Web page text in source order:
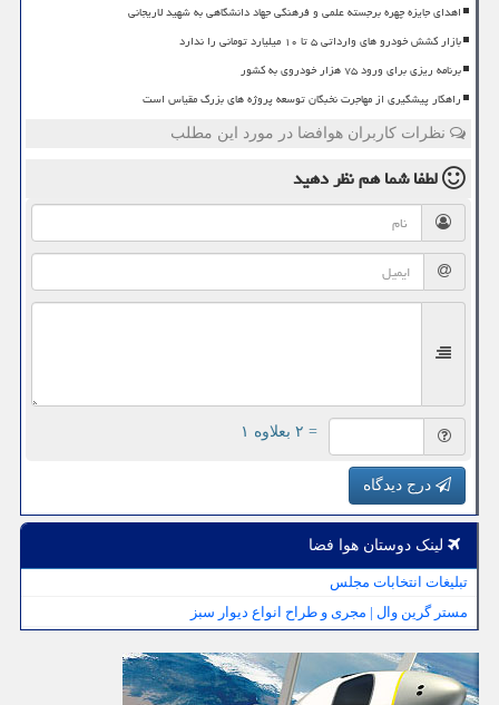
اهدای جایزه چهره برجسته علمی و فرهنگی جهاد دانشگاهی به شهید لاریجانی
بازار کشش خودرو های وارداتی ۵ تا ۱۰ میلیارد تومانی را ندارد
برنامه ریزی برای ورود ۷۵ هزار خودروی به کشور
راهکار پیشگیری از مهاجرت نخبگان توسعه پروژه های بزرگ مقیاس است
نظرات کاربران هوافضا در مورد این مطلب
لطفا شما همنظر دهید
= ۲ بعلاوه ۱
درج دیدگاه
لینک دوستان هوا فضا
تبلیغات انتخابات مجلس
مستر گرین وال | مجری و طراح انواع دیوار سبز